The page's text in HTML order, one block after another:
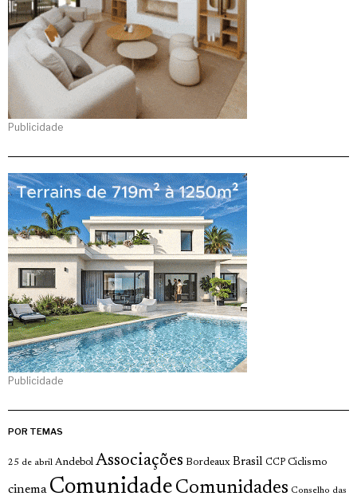
Publicidade
Publicidade
POR TEMAS
25 de abril Andebol Associações Bordeaux Brasil CCP Ciclismo
cinema Comunidade Comunidades Conselho das